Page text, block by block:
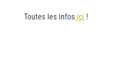
Toutes les infosici !